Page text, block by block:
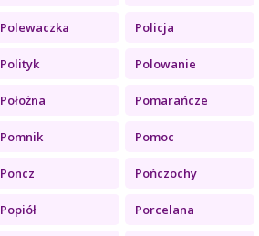
Polewaczka Policja
Polityk Polowanie
Położna Pomarańcze
Pomnik Pomoc
Poncz Pończochy
Popiół Porcelana